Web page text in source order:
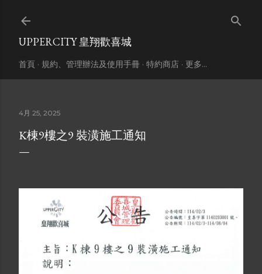
UPPERCITY 皇翔歡喜城
首頁 規約、管理辦法及使用手冊 特約商店 更多…
4月 25, 2025
K棟9樓之9 裝潢施工通知